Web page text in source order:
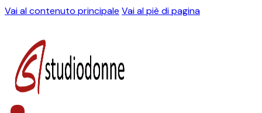
Vai al contenuto principale Vai al piè di pagina